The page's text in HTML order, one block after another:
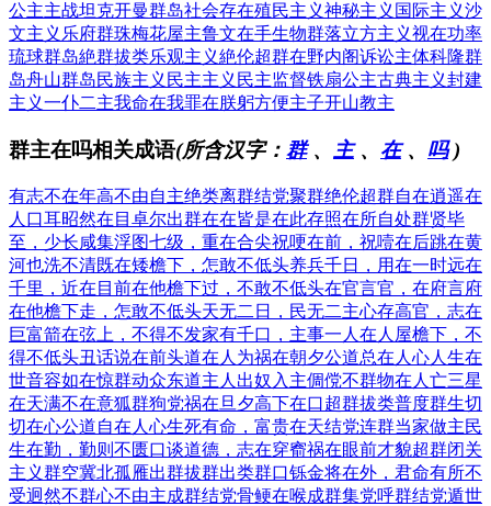
公主主战坦克开曼群岛社会存在殖民主义神秘主义 国际主义沙
文主义 乐府群珠梅花屋主鲁文在手生物群落立方主义视在功率
琉球群岛絶群拔类乐观主义絶伦超群在野内阁诉讼主体科隆群
岛舟山群岛民族主义 民主主义 民主监督铁扇公主古典主义封建
主义一仆二主我命在我罪在朕躬方便主子开山教主
群主在吗相关成语(所含汉字： 群、 主、 在、 吗)
有志不在年高不由自主绝类离群结党聚群绝伦超群自在逍遥在
人口耳昭然在目 卓尔出群在在皆是在此存照在所自处群贤毕
至，少长咸集浮图七级，重在合尖祝哽在前，祝噎在后跳在黄
河也洗不清既在矮檐下，怎敢不低头养兵千日，用在一时远在
千里，近在目前在他檐下过，不敢不低头在官言官，在府言府
在他檐下走，怎敢不低头天无二日，民无二主心存高官，志在
巨富箭在弦上，不得不发家有千口，主事一人 在人屋檐下，不
得不低头丑话说在前头道在人为祸在朝夕公道总在人心人生在
世音容如在惊群动众东道主人 出奴入主倜傥不群物在人亡三星
在天满不在意狐群狗党祸在旦夕高下在口超群拔类普度群生切
切在心公道自在人心生死有命，富贵在天结党连群当家做主民
生在勤，勤则不匮口谈道德，志在穿窬祸在眼前才貌超群闭关
主义群空冀北孤雁出群拔群出类群口铄金将在外，君命有所不
受迥然不群心不由主成群结党骨鲠在喉成群集党呼群结党遁世